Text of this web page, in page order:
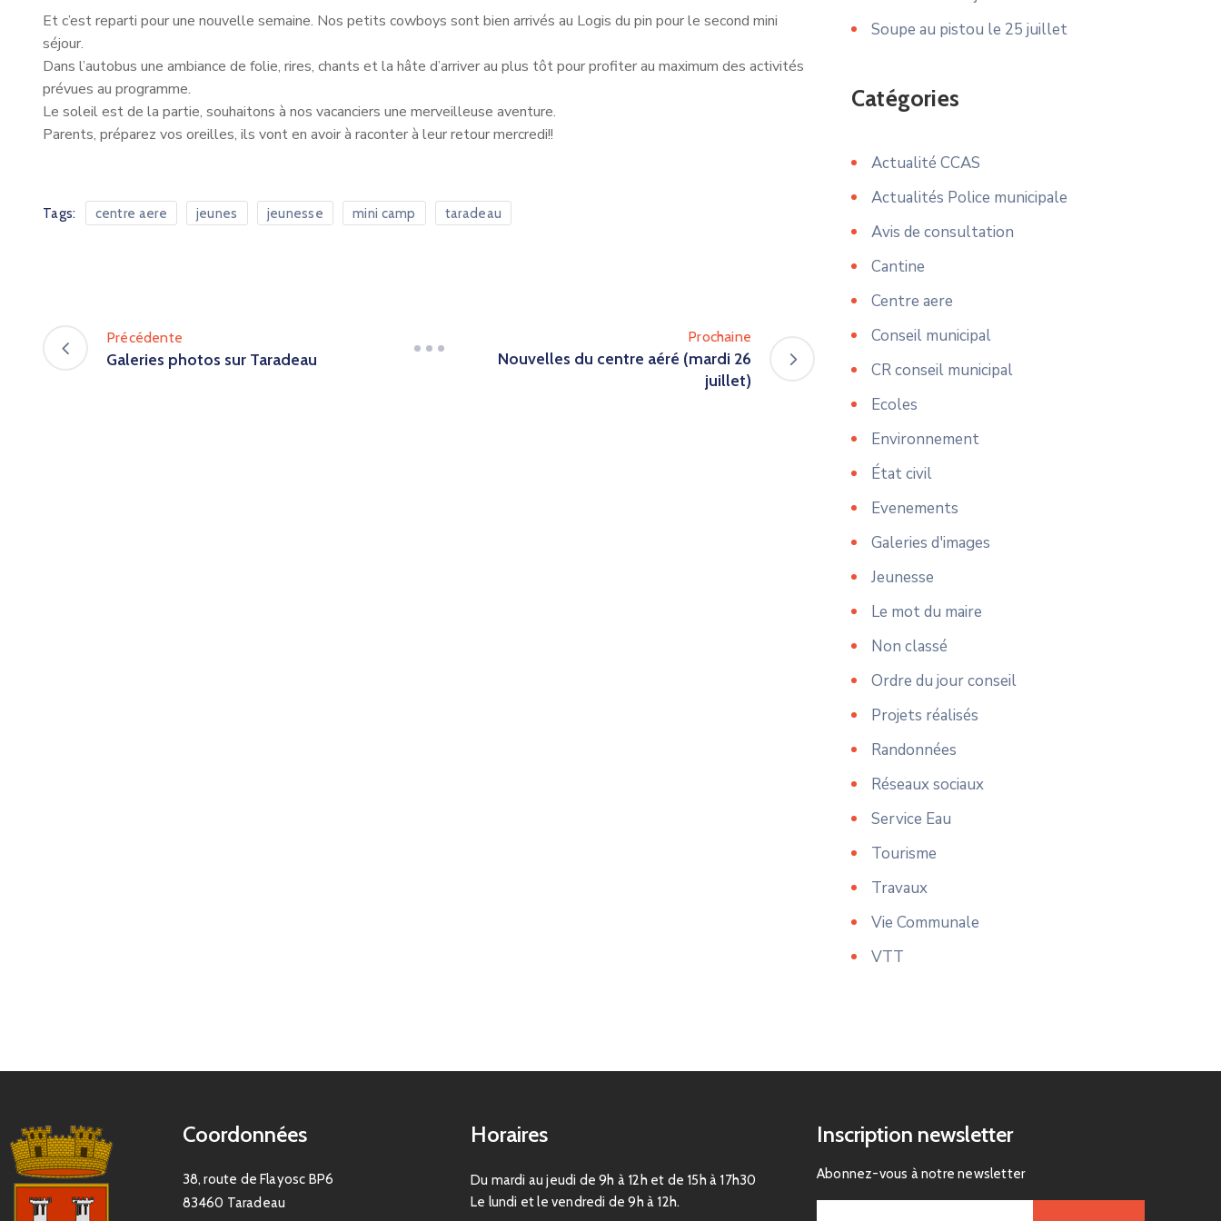
Et c’est reparti pour une nouvelle semaine. Nos petits cowboys sont bien arrivés au Logis du pin pour le second mini
séjour.
Dans l’autobus une ambiance de folie, rires, chants et la hâte d’arriver au plus tôt pour profiter au maximum des activités
prévues au programme.
Le soleil est de la partie, souhaitons à nos vacanciers une merveilleuse aventure.
Parents, préparez vos oreilles, ils vont en avoir à raconter à leur retour mercredi!!
Tags: centre aere jeunes jeunesse mini camp taradeau
Précédente
Galeries photos sur Taradeau
Prochaine
Nouvelles du centre aéré (mardi 26
juillet)
Soupe au pistou le 25 juillet
Catégories
Actualité CCAS
Actualités Police municipale
Avis de consultation
Cantine
Centre aere
Conseil municipal
CR conseil municipal
Ecoles
Environnement
État civil
Evenements
Galeries d'images
Jeunesse
Le mot du maire
Non classé
Ordre du jour conseil
Projets réalisés
Randonnées
Réseaux sociaux
Service Eau
Tourisme
Travaux
Vie Communale
VTT
Coordonnées
38, route de Flayosc BP6
83460 Taradeau
Horaires
Du mardi au jeudi de 9h à 12h et de 15h à 17h30
Le lundi et le vendredi de 9h à 12h.
Inscription newsletter
Abonnez-vous à notre newsletter